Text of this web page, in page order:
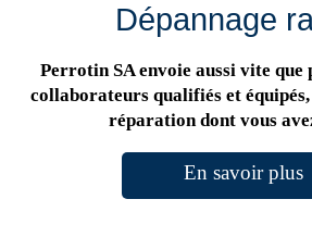
Dépannage
Perrotin SA envoie aussi vite que
collaborateurs qualifiés et
réparation dont vous
En savoir plus